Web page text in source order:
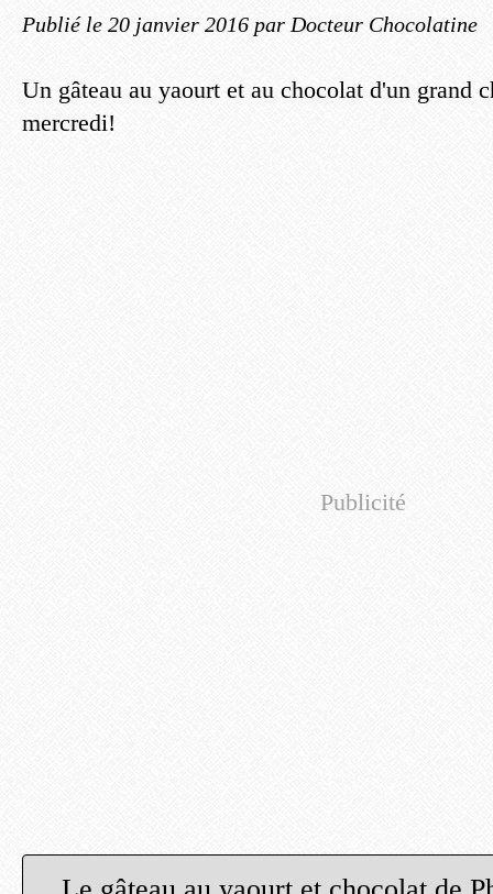
Publié le 20 janvier 2016 par Docteur Chocolatine
Un gâteau au yaourt et au chocolat d'un grand
mercredi!
Publicité